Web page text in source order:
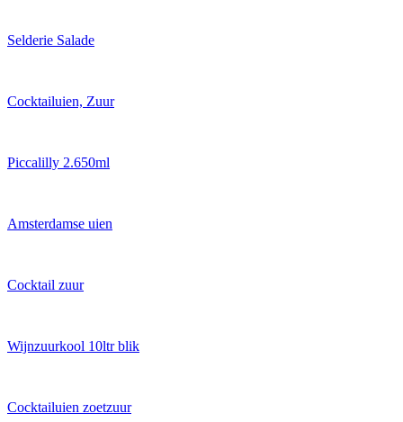
Selderie Salade
Cocktailuien, Zuur
Piccalilly 2.650ml
Amsterdamse uien
Cocktail zuur
Wijnzuurkool 10ltr blik
Cocktailuien zoetzuur